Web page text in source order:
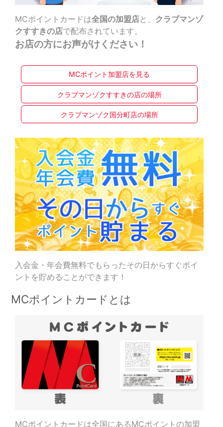
MCポイントカードは全国の加盟店と、 クラブマンゾ
クすすきの店で配布されています。
お店の方にお声がけください！
MCポイント加盟店を見る
クラブマンゾクすすきの店の場所
クラブマンゾク国分町店の場所
入会金・年会費無料でもらったその日からすぐポイ
ントを貯めることができます！
MCポイントカードとは
MCポイントカードは全国にあるMCポイントの加盟